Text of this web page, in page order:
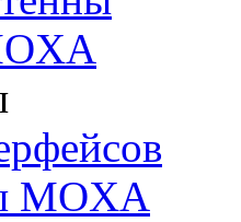
MOXA